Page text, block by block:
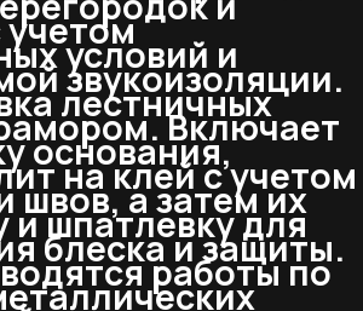
учетом
условий и
звукоизоляции.
лестничных
Включает
основания,
на клей с учетом
швов, а затем их
и шпатлевку для
блеска и защиты.
работы по